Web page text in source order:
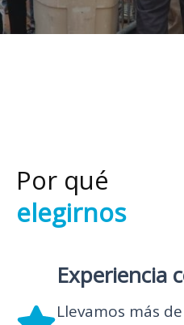
Por qué
elegirnos
Experiencia
Llevamos más